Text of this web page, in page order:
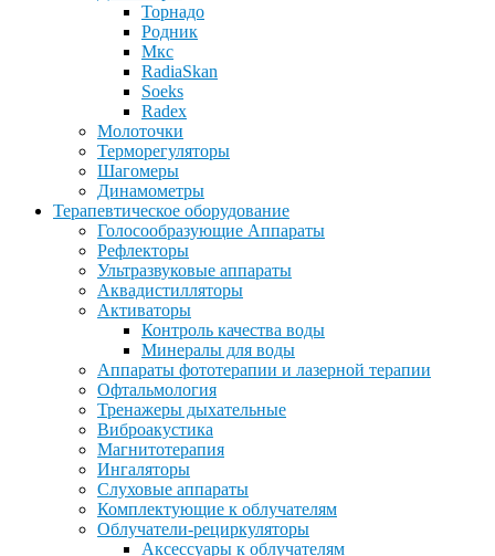
Торнадо
Родник
Мкс
RadiaSkan
Soeks
Radex
Молоточки
Терморегуляторы
Шагомеры
Динамометры
Терапевтическое оборудование
Голосообразующие Аппараты
Рефлекторы
Ультразвуковые аппараты
Аквадистилляторы
Активаторы
Контроль качества воды
Минералы для воды
Аппараты фототерапии и лазерной терапии
Офтальмология
Тренажеры дыхательные
Виброакустика
Магнитотерапия
Ингаляторы
Слуховые аппараты
Комплектующие к облучателям
Облучатели-рециркуляторы
Аксессуары к облучателям